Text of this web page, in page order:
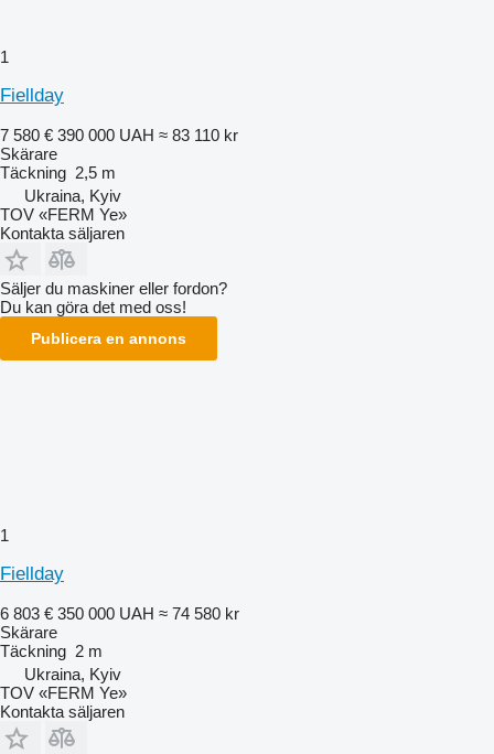
1
Fiellday
7 580 € 390 000 UAH ≈ 83 110 kr
Skärare
Täckning 2,5 m
Ukraina, Kyiv
TOV «FERM Ye»
Kontakta säljaren
Säljer du maskiner eller fordon?
Du kan göra det med oss!
Publicera en annons
1
Fiellday
6 803 € 350 000 UAH ≈ 74 580 kr
Skärare
Täckning 2 m
Ukraina, Kyiv
TOV «FERM Ye»
Kontakta säljaren